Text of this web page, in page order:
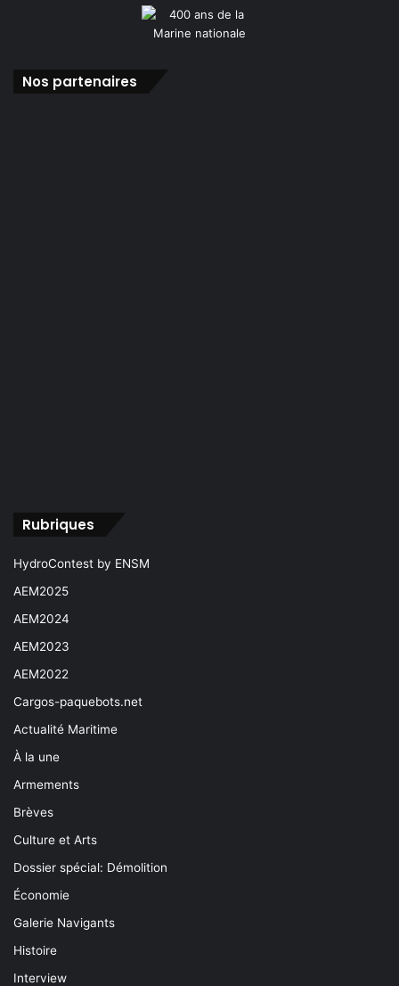
Nos partenaires
Rubriques
HydroContest by ENSM
AEM2025
AEM2024
AEM2023
AEM2022
Cargos-paquebots.net
Actualité Maritime
À la une
Armements
Brèves
Culture et Arts
Dossier spécial: Démolition
Économie
Galerie Navigants
Histoire
Interview